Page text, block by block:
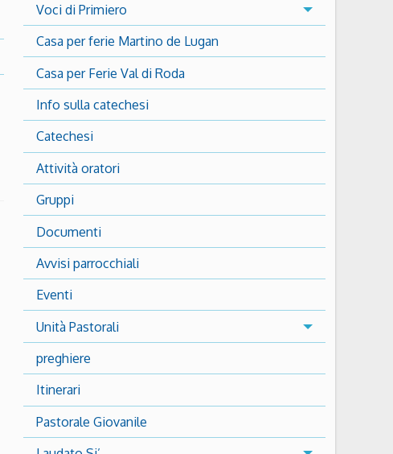
Voci di Primiero
Casa per ferie Martino de Lugan
Casa per Ferie Val di Roda
Info sulla catechesi
Catechesi
Attività oratori
Gruppi
Documenti
Avvisi parrocchiali
Eventi
Unità Pastorali
preghiere
Itinerari
Pastorale Giovanile